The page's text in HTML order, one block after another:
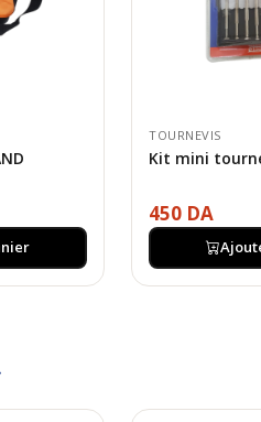
TOURNEVIS
Kit mini
450 DA